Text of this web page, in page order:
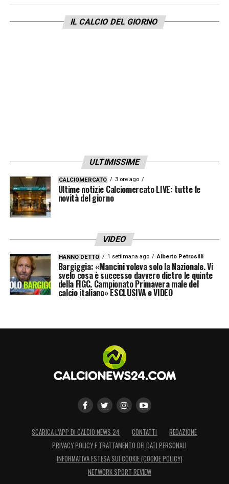
LA PLAYLIST DELLE NOSTRE TOP NEWS
IL CALCIO DEL GIORNO
ULTIMISSIME
CALCIOMERCATO 3 ore ago
Ultime notizie Calciomercato LIVE: tutte le
novità del giorno
VIDEO
HANNO DETTO 1 settimana ago Alberto Petrosilli
Bargiggia: «Mancini voleva solo la Nazionale. Vi
svelo cosa è successo davvero dietro le quinte
della FIGC. Campionato Primavera male del
calcio italiano» ESCLUSIVA e VIDEO
SCARICA L’APP DI CALCIO NEWS 24 CONTATTI
REDAZIONE
PRIVACY POLICY E TRATTAMENTO DEI DATI PERSONALI
INFORMATIVA ESTESA SUI COOKIE (COOKIE POLICY)
NETWORK SPORT REVIEW